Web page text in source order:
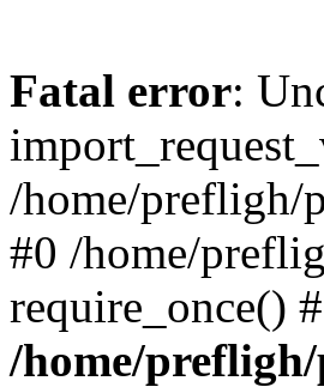
Fatal error:
/home/prefligh/
#0 /home/
require_once()
/home/